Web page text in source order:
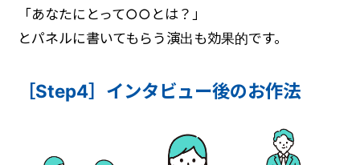
「あなたにとって○○とは？」
とパネルに書いてもらう演出も効果的です。
［Step4］インタビュー後のお作法